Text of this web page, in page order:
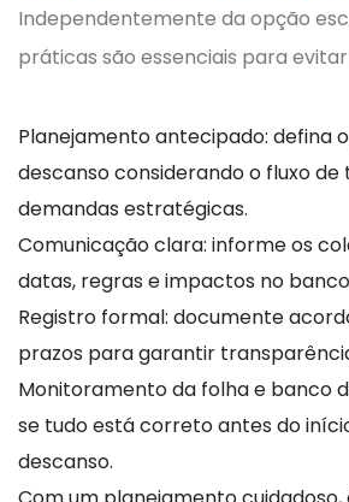
Independentemente da opção
práticas são essenciais para
Planejamento antecipado: defina
descanso considerando o fluxo
demandas estratégicas.
Comunicação clara: informe os
datas, regras e impactos no
Registro formal: documente
prazos para garantir
Monitoramento da folha e banco
se tudo está correto antes do
descanso.